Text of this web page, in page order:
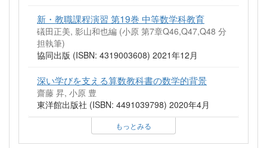
新・教職課程演習 第19巻 中等数学科教育
礒田正美, 影山和也編 (小原 第7章Q46,Q47,Q48 分
担執筆)
協同出版 (ISBN: 4319003608) 2021年12月
深い学びを支える算数教科書の数学的背景
齋藤 昇, 小原 豊
東洋館出版社 (ISBN: 4491039798) 2020年4月
もっとみる